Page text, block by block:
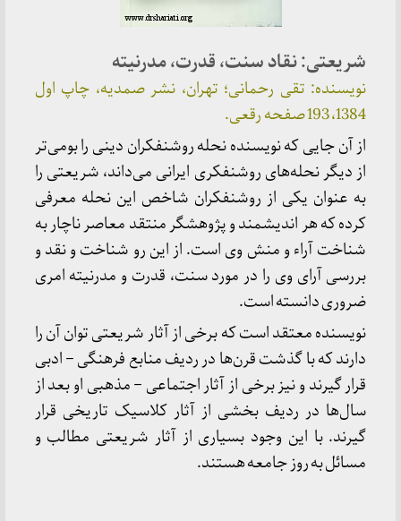
شریعتی: نقاد سنت، قدرت، مدرنیته
نویسنده: تقی رحمانی؛ تهران، نشر صمدیه، چاپ اول
1384، 193 صفحه رقعی.
از آن جایی که نویسنده نحله روشنفکران دینی را بومی‌تر
از دیگر نحله‌های روشنفکری ایرانی می‌داند، شریعتی را
به عنوان یکی از روشنفکران شاخص این نحله معرفی
کرده که هر اندیشمند و پژوهشگر منتقد معاصر ناچار به
شناخت آراء و منش وی است. از این رو شناخت و نقد و
بررسی آرای وی را در مورد سنت، قدرت و مدرنیته امری
ضروری دانسته است.
نویسنده معتقد است که برخی از آثار شریعتی توان آن را
دارند که با گذشت قرن‌ها در ردیف منابع فرهنگی – ادبی
قرار گیرند و نیز برخی از آثار اجتماعی – مذهبی او بعد از
سال‌ها در ردیف بخشی از آثار کلاسیک تاریخی قرار
گیرند. با این وجود بسیاری از آثار شریعتی مطالب و
مسائل به روز جامعه هستند.